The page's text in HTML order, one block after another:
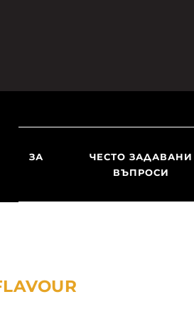
ЗА
ЧЕСТО ЗАДАВАНИ
ВЪПРОСИ